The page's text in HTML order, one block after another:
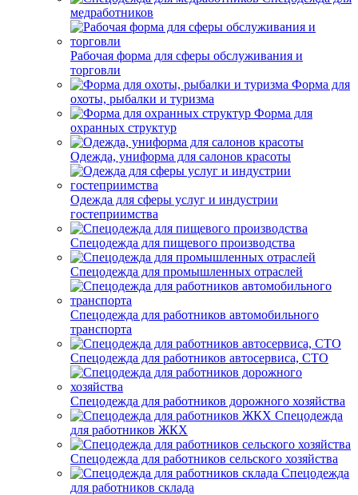
медработников
Рабочая форма для сферы обслуживания и
торговли
Форма для
охоты, рыбалки и туризма
Форма для
охранных структур
Одежда, униформа для салонов красоты
Одежда для сферы услуг и индустрии
гостеприимства
Спецодежда для пищевого производства
Спецодежда для промышленных отраслей
Спецодежда для работников автомобильного
транспорта
Спецодежда для работников автосервиса, СТО
Спецодежда для работников дорожного хозяйства
Спецодежда
для работников ЖКХ
Спецодежда для работников сельского хозяйства
Спецодежда
для работников склада